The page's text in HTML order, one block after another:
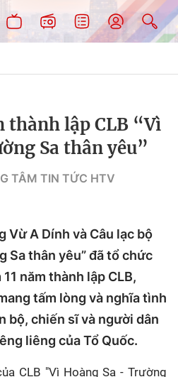
thành lập CLB “Vì
Sa thân yêu”
TÂM TIN TỨC HTV
Vừ A Dính và Câu lạc bộ
Sa thân yêu” đã tổ chức
năm thành lập CLB,
tấm lòng và nghĩa tình
bộ, chiến sĩ và người dân
liêng của Tổ Quốc.
CLB "Vì Hoàng Sa - Trường